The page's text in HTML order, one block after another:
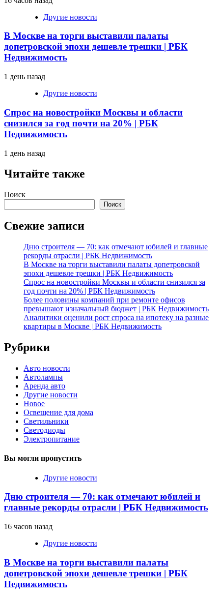
Другие новости
В Москве на торги выставили палаты
допетровской эпохи дешевле трешки | РБК
Недвижимость
1 день назад
Другие новости
Спрос на новостройки Москвы и области
снизился за год почти на 20% | РБК
Недвижимость
1 день назад
Читайте также
Поиск
Поиск
Свежие записи
Дню строителя — 70: как отмечают юбилей и главные
рекорды отрасли | РБК Недвижимость
В Москве на торги выставили палаты допетровской
эпохи дешевле трешки | РБК Недвижимость
Спрос на новостройки Москвы и области снизился за
год почти на 20% | РБК Недвижимость
Более половины компаний при ремонте офисов
превышают изначальный бюджет | РБК Недвижимость
Аналитики оценили рост спроса на ипотеку на разные
квартиры в Москве | РБК Недвижимость
Рубрики
Авто новости
Автолампы
Аренда авто
Другие новости
Новое
Освещение для дома
Светильники
Светодиоды
Электропитание
Вы могли пропустить
Другие новости
Дню строителя — 70: как отмечают юбилей и
главные рекорды отрасли | РБК Недвижимость
16 часов назад
Другие новости
В Москве на торги выставили палаты
допетровской эпохи дешевле трешки | РБК
Недвижимость